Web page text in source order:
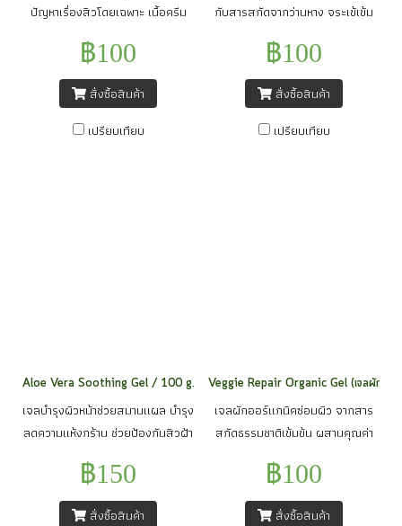
ปัญหาเรื่องสิวโดยเฉพาะ เนื้อครีม
ช่วยปรับความสมดุลให้แก่ผิว ลดการ
ระคายเคือง ลดการอักเสบ ลดการ
เกิดรอยดำจากสิว ลดการเกิดสิวใหม่
ได้อย่างดีเยี่ยม ด้วยสารสกัดจาก
฿100
สั่งซื้อสินค้า
เปรียบเทียบ
กับสารสกัดจากว่านหาง จระเข้เข้ม
ดำ และสารที่ได้จากการสกัดจากพืช
ตามธรรมชาติในต้นคอมเฟรย์ช่วย
ต้านการอักเสบ การระคายเคืองจาก
สิวหรือผด ผื่น และต่อต้านการแพ้
โดยสารทั้ง 3 มีสมบัติในการลดการ
เกิดสิวครอบคลุมทุกสาเหตุหลักของ
การเกิด สิว สารสกัดดอกบัว 2 ชนิด
คือ ดอกบัวสายพันธุ์อียิปต์และ
ดอกบัวหลวง ช่วย ควบคุมความมัน
บนผิวหน้า ทำให้หน้าไม่มัน แต่ยังดู
฿100
สั่งซื้อสินค้า
เปรียบเทียบ
Aloe Vera Soothing Gel / 100 g.
เจลบำรุงผิวหน้าช่วยสมานแผล บำรุง
ลดความแห้งกร้าน ช่วยป้องกันสิวฝ้า
แห้งเร็วลดรอยจุดด่างดำ ช่วยทำให้
ผิวสดใสชุ่มชื่นแลดูมีน้ำมีนวล ช่วย
฿150
สั่งซื้อสินค้า
Veggie Repair Organic Gel (เจลผักซ่
เจลผักออร์แกนิคซ่อมผิว จากสาร
สกัดธรรมชาติเข้มข้น ผสานคุณค่า
จุดด่างดำจากสิว ลดริ้วรอย ว่านหาง
จระเข้ ช่วยปลอบประโลมผิวให้ผิว
฿100
สั่งซื้อสินค้า